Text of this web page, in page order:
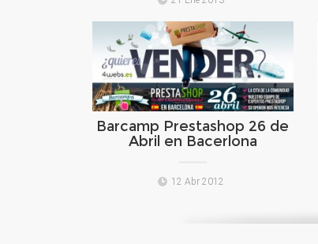
Barcamp Prestashop 26 de
Abril en Bacerlona
12 Abr 2012